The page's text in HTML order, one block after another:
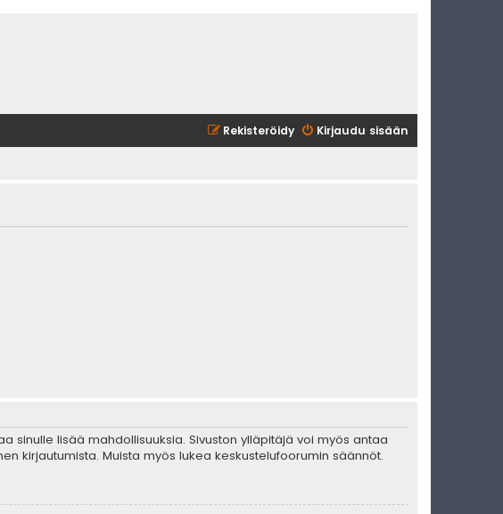
Kirjaudu sisään
Rekisteröidy
sinulle lisää mahdollisuuksia. Sivuston ylläpitäjä voi myös antaa
kirjautumista. Muista myös lukea keskustelufoorumin säännöt.